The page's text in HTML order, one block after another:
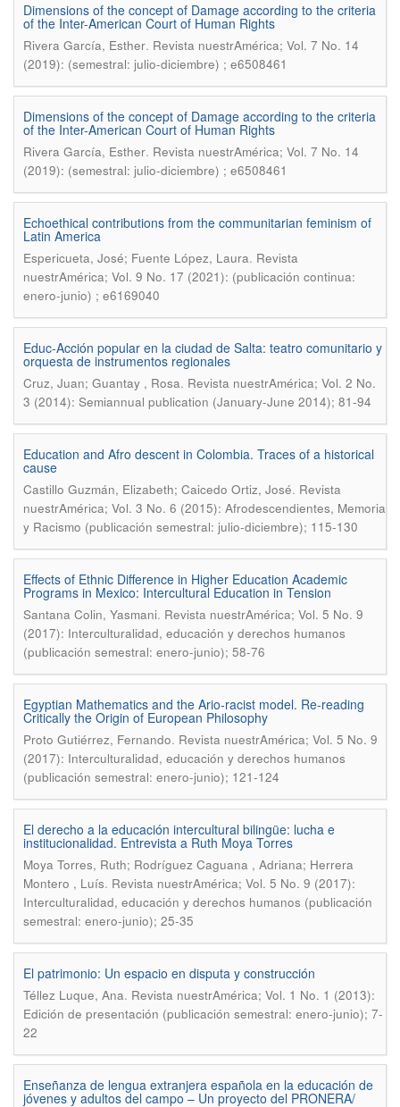
Dimensions of the concept of Damage according to the criteria
of the Inter-American Court of Human Rights
Rivera García, Esther. Revista nuestrAmérica; Vol. 7 No. 14
(2019): (semestral: julio-diciembre) ; e6508461
Dimensions of the concept of Damage according to the criteria
of the Inter-American Court of Human Rights
Rivera García, Esther. Revista nuestrAmérica; Vol. 7 No. 14
(2019): (semestral: julio-diciembre) ; e6508461
Echoethical contributions from the communitarian feminism of
Latin America
Espericueta, José; Fuente López, Laura. Revista
nuestrAmérica; Vol. 9 No. 17 (2021): (publicación continua:
enero-junio) ; e6169040
Educ-Acción popular en la ciudad de Salta: teatro comunitario y
orquesta de instrumentos regionales
Cruz, Juan; Guantay , Rosa. Revista nuestrAmérica; Vol. 2 No.
3 (2014): Semiannual publication (January-June 2014); 81-94
Education and Afro descent in Colombia. Traces of a historical
cause
Castillo Guzmán, Elizabeth; Caicedo Ortiz, José. Revista
nuestrAmérica; Vol. 3 No. 6 (2015): Afrodescendientes, Memoria
y Racismo (publicación semestral: julio-diciembre); 115-130
Effects of Ethnic Difference in Higher Education Academic
Programs in Mexico: Intercultural Education in Tension
Santana Colin, Yasmani. Revista nuestrAmérica; Vol. 5 No. 9
(2017): Interculturalidad, educación y derechos humanos
(publicación semestral: enero-junio); 58-76
Egyptian Mathematics and the Ario-racist model. Re-reading
Critically the Origin of European Philosophy
Proto Gutiérrez, Fernando. Revista nuestrAmérica; Vol. 5 No. 9
(2017): Interculturalidad, educación y derechos humanos
(publicación semestral: enero-junio); 121-124
El derecho a la educación intercultural bilingüe: lucha e
institucionalidad. Entrevista a Ruth Moya Torres
Moya Torres, Ruth; Rodríguez Caguana , Adriana; Herrera
Montero , Luís. Revista nuestrAmérica; Vol. 5 No. 9 (2017):
Interculturalidad, educación y derechos humanos (publicación
semestral: enero-junio); 25-35
El patrimonio: Un espacio en disputa y construcción
Téllez Luque, Ana. Revista nuestrAmérica; Vol. 1 No. 1 (2013):
Edición de presentación (publicación semestral: enero-junio); 7-
22
Enseñanza de lengua extranjera española en la educación de
jóvenes y adultos del campo – Un proyecto del PRONERA/